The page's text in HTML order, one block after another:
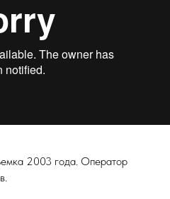
2003 года. Оператор